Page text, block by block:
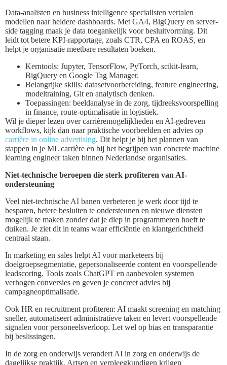
Data-analisten en business intelligence specialisten vertalen
modellen naar heldere dashboards. Met GA4, BigQuery en server-
side tagging maak je data toegankelijk voor besluitvorming. Dit
leidt tot betere KPI-rapportage, zoals CTR, CPA en ROAS, en
helpt je organisatie meetbare resultaten boeken.
Kerntools: Jupyter, TensorFlow, PyTorch, scikit-learn,
BigQuery en Google Tag Manager.
Belangrijke skills: datasetvoorbereiding, feature engineering,
modeltraining, Git en analytisch denken.
Toepassingen: beeldanalyse in de zorg, tijdreeksvoorspelling
in finance, route-optimalisatie in logistiek.
Wil je dieper lezen over carrièremogelijkheden en AI-gedreven
workflows, kijk dan naar praktische voorbeelden en advies op
carrière in online advertising. Dit helpt je bij het plannen van
stappen in je ML carrière en bij het begrijpen van concrete machine
learning engineer taken binnen Nederlandse organisaties.
Niet-technische beroepen die sterk profiteren van AI-
ondersteuning
Veel niet-technische AI banen verbeteren je werk door tijd te
besparen, betere besluiten te ondersteunen en nieuwe diensten
mogelijk te maken zonder dat je diep in programmeren hoeft te
duiken. Je ziet dit in teams waar efficiëntie en klantgerichtheid
centraal staan.
In marketing en sales helpt AI voor marketeers bij
doelgroepsegmentatie, gepersonaliseerde content en voorspellende
leadscoring. Tools zoals ChatGPT en aanbevolen systemen
verhogen conversies en geven je concreet advies bij
campagneoptimalisatie.
Ook HR en recruitment profiteren: AI maakt screening en matching
sneller, automatiseert administratieve taken en levert voorspellende
signalen voor personeelsverloop. Let wel op bias en transparantie
bij beslissingen.
In de zorg en onderwijs verandert AI in zorg en onderwijs de
dagelijkse praktijk. Artsen en verpleegkundigen krijgen